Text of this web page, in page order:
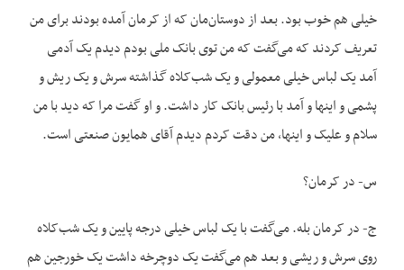
خیلی هم خوب بود. بعد از دوستان‌مان که از کرمان آمده بودند برای من
تعریف کردند که می‌گفت که من توی بانک ملی بودم دیدم یک آدمی
آمد یک لباس خیلی معمولی و یک شب‌کلاه گذاشته سرش و یک ریش و
پشمی و اینها و آمد با رئیس بانک کار داشت. و او گفت مرا که دید با من
سلام و علیک و اینها، من دقت کردم دیدم آقای همایون صنعتی است.
س- در کرمان؟
ج- در کرمان بله. می‌گفت با یک لباس خیلی درجه پایین و یک شب‌کلاه
روی سرش و ریشی و بعد هم می‌گفت یک دوچرخه داشت یک خورجین هم